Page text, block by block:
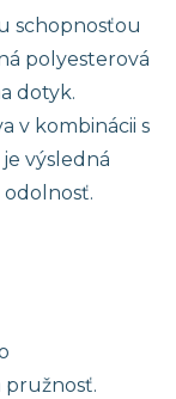
schopnosťou
polyesterová
dotyk.
v kombinácii s
výsledná
odolnosť.
pružnosť.